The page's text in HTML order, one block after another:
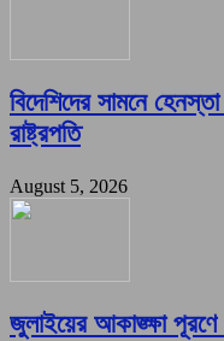
বিদেশিদের সামনে
রাষ্ট্রপতি
August 5, 2026
জুলাইয়ের আকাঙ্ক্ষা পূরণে